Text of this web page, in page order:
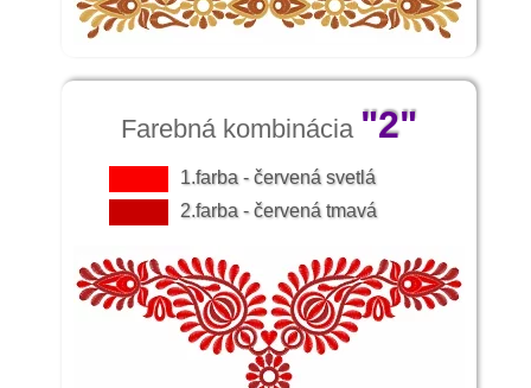
Farebná kombinácia "2"
1.farba - červená svetlá
2.farba - červená tmavá